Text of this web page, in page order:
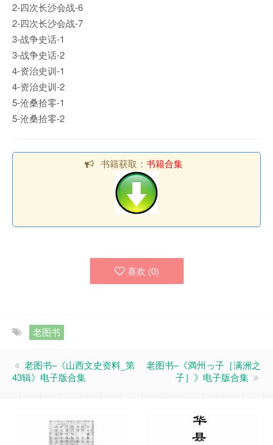
2-四次长沙会战-6
2-四次长沙会战-7
3-战争史话-1
3-战争史话-2
4-资治史训-1
4-资治史训-2
5-沧桑拾零-1
5-沧桑拾零-2
书籍获取： 书籍合集
喜欢 (0)
老图书
老图书–《山西文史资料_第
43辑》电子版合集
老图书–《満州っ子［满洲之
子］》电子版合集